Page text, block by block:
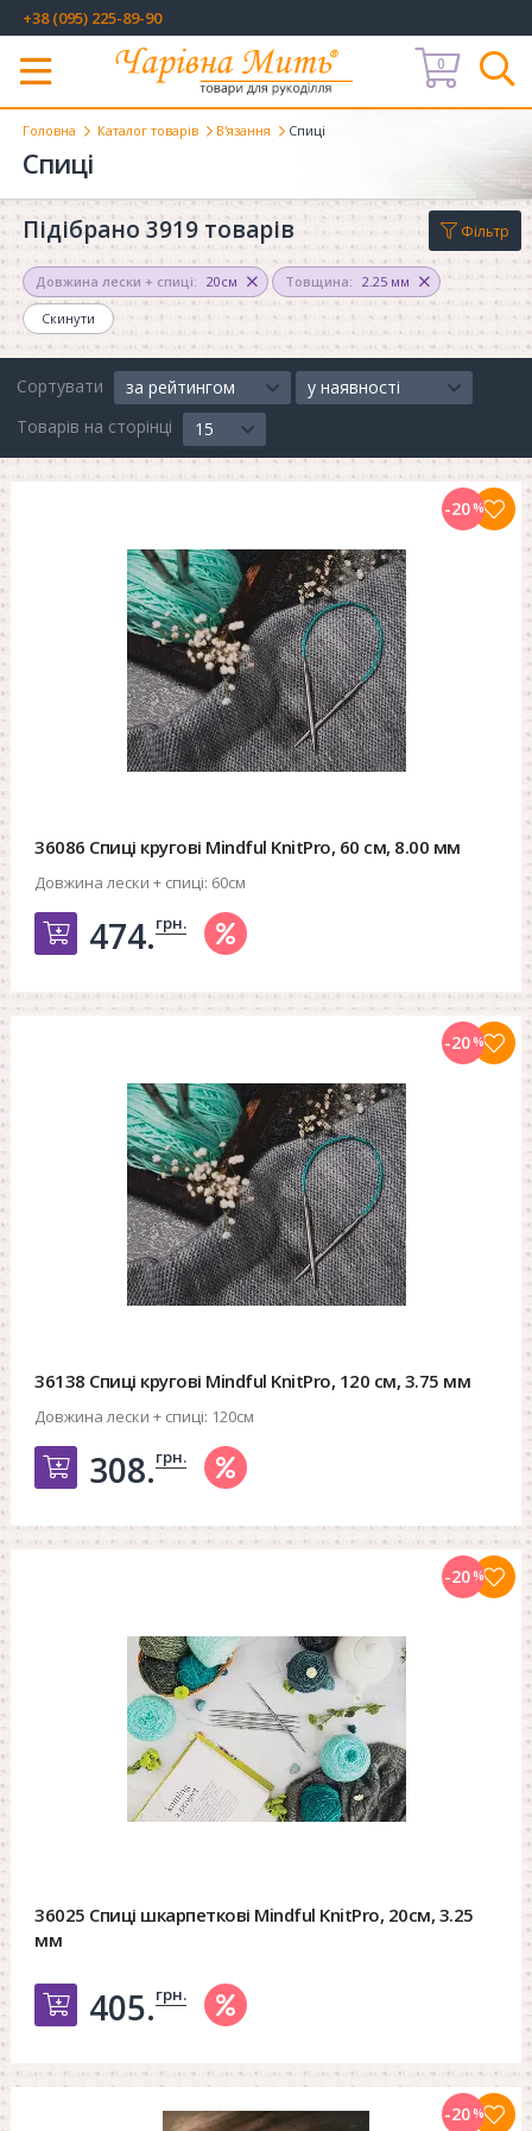
+38 (095) 225-89-90
Меню
0
Головна Каталог товарів В'язання Спиці
Спиці
Підібрано 3919 товарів
Довжина лески + спиці: 20см Товщина: 2.25 мм
Скинути
Сортувати за рейтингом
у наявності
Товарів на сторінці
15
36086 Спиці кругові Mindful KnitPro, 60 см, 8.00 мм
Довжина лески + спиці: 60см
Добавить в корзину
474.грн.
-20%
36138 Спиці кругові Mindful KnitPro, 120 см, 3.75 мм
Довжина лески + спиці: 120см
Добавить в корзину
308.грн.
-20%
36025 Спиці шкарпеткові Mindful KnitPro, 20см, 3.25
мм
Добавить в корзину
405.грн.
-20%
-20%
Фільтр